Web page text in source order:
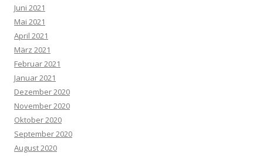
Juni 2021
Mai 2021
April 2021
März 2021
Februar 2021
Januar 2021
Dezember 2020
November 2020
Oktober 2020
September 2020
August 2020